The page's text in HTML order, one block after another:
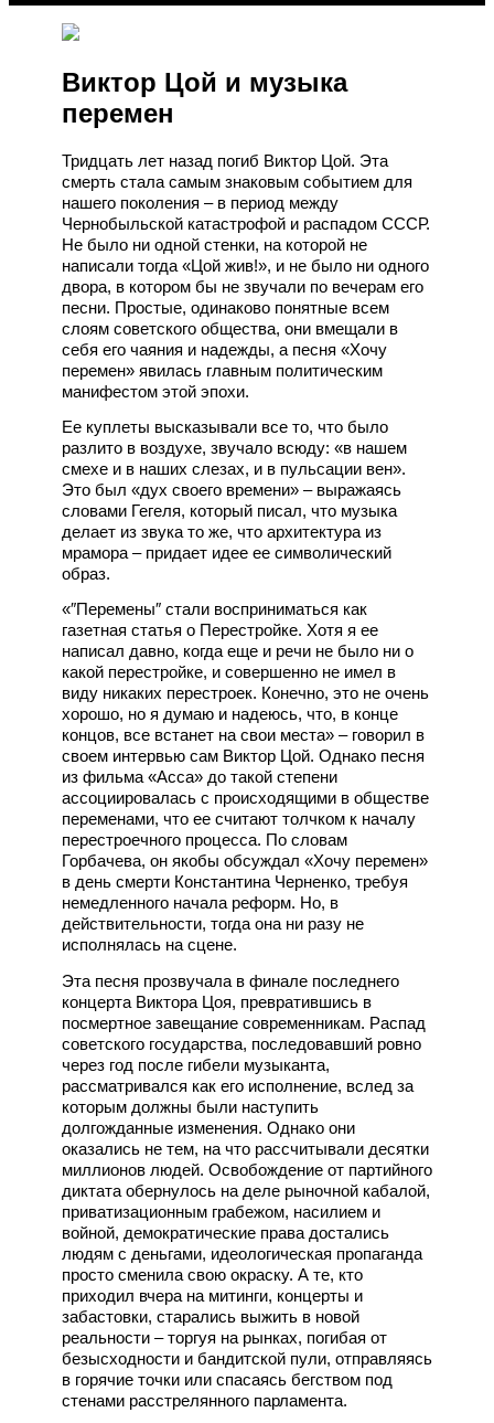
Виктор Цой и музыка
перемен
Тридцать лет назад погиб Виктор Цой. Эта
смерть стала самым знаковым событием для
нашего поколения – в период между
Чернобыльской катастрофой и распадом СССР.
Не было ни одной стенки, на которой не
написали тогда «Цой жив!», и не было ни одного
двора, в котором бы не звучали по вечерам его
песни. Простые, одинаково понятные всем
слоям советского общества, они вмещали в
себя его чаяния и надежды, а песня «Хочу
перемен» явилась главным политическим
манифестом этой эпохи.
Ее куплеты высказывали все то, что было
разлито в воздухе, звучало всюду: «в нашем
смехе и в наших слезах, и в пульсации вен».
Это был «дух своего времени» – выражаясь
словами Гегеля, который писал, что музыка
делает из звука то же, что архитектура из
мрамора – придает идее ее символический
образ.
«″Перемены″ стали восприниматься как
газетная статья о Перестройке. Хотя я ее
написал давно, когда еще и речи не было ни о
какой перестройке, и совершенно не имел в
виду никаких перестроек. Конечно, это не очень
хорошо, но я думаю и надеюсь, что, в конце
концов, все встанет на свои места» – говорил в
своем интервью сам Виктор Цой. Однако песня
из фильма «Асса» до такой степени
ассоциировалась с происходящими в обществе
переменами, что ее считают толчком к началу
перестроечного процесса. По словам
Горбачева, он якобы обсуждал «Хочу перемен»
в день смерти Константина Черненко, требуя
немедленного начала реформ. Но, в
действительности, тогда она ни разу не
исполнялась на сцене.
Эта песня прозвучала в финале последнего
концерта Виктора Цоя, превратившись в
посмертное завещание современникам. Распад
советского государства, последовавший ровно
через год после гибели музыканта,
рассматривался как его исполнение, вслед за
которым должны были наступить
долгожданные изменения. Однако они
оказались не тем, на что рассчитывали десятки
миллионов людей. Освобождение от партийного
диктата обернулось на деле рыночной кабалой,
приватизационным грабежом, насилием и
войной, демократические права достались
людям с деньгами, идеологическая пропаганда
просто сменила свою окраску. А те, кто
приходил вчера на митинги, концерты и
забастовки, старались выжить в новой
реальности – торгуя на рынках, погибая от
безысходности и бандитской пули, отправляясь
в горячие точки или спасаясь бегством под
стенами расстрелянного парламента.